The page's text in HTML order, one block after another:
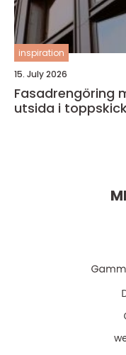
inspiration
15. July 2026
Fasadrengöring malmö så
utsida i